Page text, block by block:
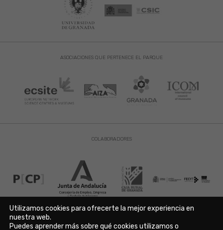
ASOCIACIONES QUE PERTENECE EL PARQUE
COLABORADORES
Utilizamos cookies para ofrecerte la mejor experiencia en
nuestra web.
Puedes aprender más sobre qué cookies utilizamos o